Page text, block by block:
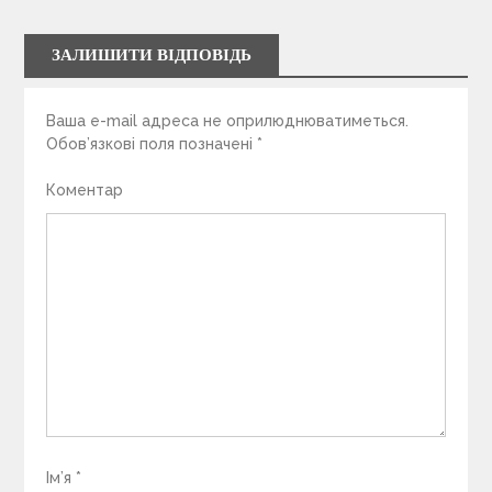
ЗАЛИШИТИ ВІДПОВІДЬ
Ваша e-mail адреса не оприлюднюватиметься.
Обов’язкові поля позначені *
Коментар
Ім’я *